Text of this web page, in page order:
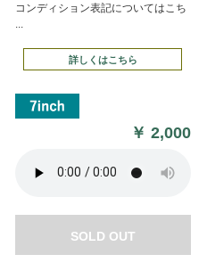
コンディション表記についてはこち
...
詳しくはこちら
￥2,000
SOLD OUT